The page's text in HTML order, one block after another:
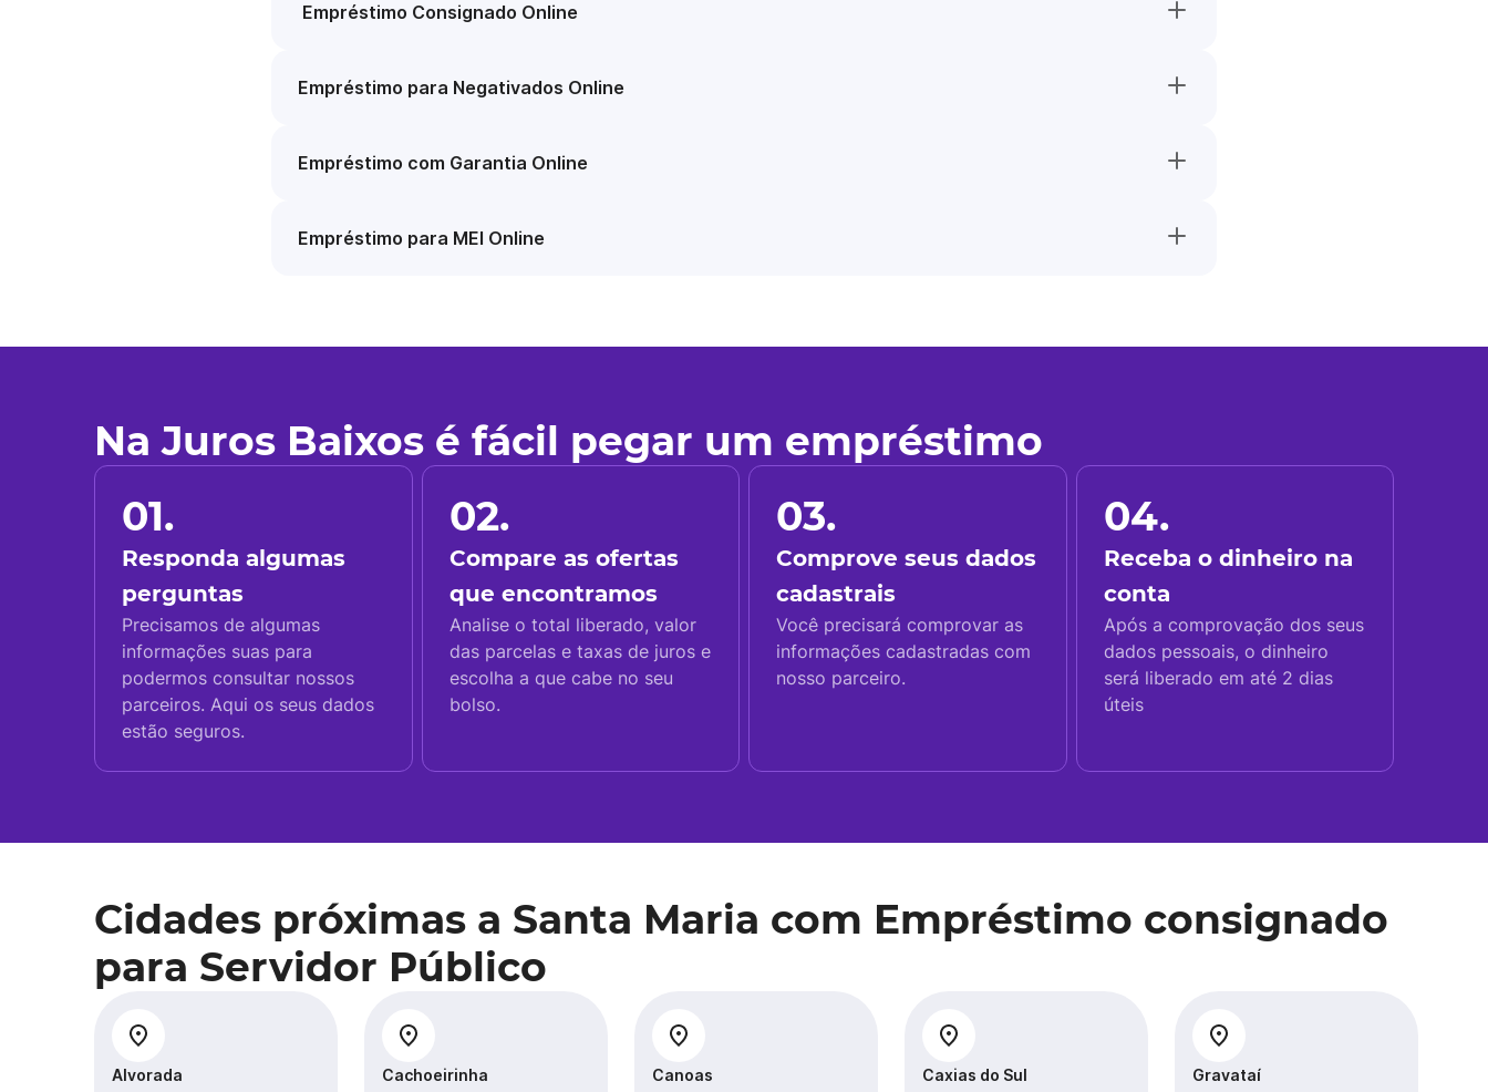
Empréstimo Consignado Online
Empréstimo para Negativados Online
Empréstimo com Garantia Online
Empréstimo para MEI Online
Na Juros Baixos é fácil pegar um empréstimo
01.
Responda algumas
perguntas
Precisamos de algumas
informações suas para
podermos consultar nossos
parceiros. Aqui os seus dados
estão seguros.
02.
Compare as ofertas
que encontramos
Analise o total liberado, valor
das parcelas e taxas de juros e
escolha a que cabe no seu
bolso.
03.
Comprove seus dados
cadastrais
Você precisará comprovar as
informações cadastradas com
nosso parceiro.
04.
Receba o dinheiro na
conta
Após a comprovação dos seus
dados pessoais, o dinheiro
será liberado em até 2 dias
úteis
Cidades próximas a Santa Maria com Empréstimo consignado
para Servidor Público
Alvorada Cachoeirinha Canoas Caxias do Sul Gravataí